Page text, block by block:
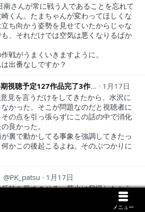
メニュー
南さんが常に戦う人であることを忘れて
くん。たまちゃんが変わってほしくな
ち向かう姿勢を見せていたからじゃな
、それだけでは空気は悪くなりるばか
戦がうまくいきますように。
出番なしですか？
咲夕妃@今期視聴予定127作品完了3作品
1月17日
見を言うだけをしてきたから、水沢に
かった。そこが問題なのだと視聴者に
の点を引っ張らずにこの話の中で消化
良かった。
裏で動かしてる事象を強調してきたっ
かこの後起こるよね。そのぶつかりに
PK_patsu
1月17日
抗を辞めさせる。花火は我慢したから
崎。エリカもしつこすぎん？ｗ花火は水
も話す。自己開発する様が高校生らしく